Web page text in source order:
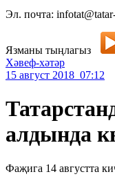
Эл. почта:
Язманы тыңлагыз
Хәвеф-хәтәр
15 август 2018 07:12
алдында
Фаҗига 14 августта